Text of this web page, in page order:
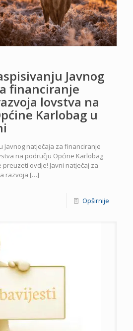
Javnog
financiranje
lovstva na
Karlobag u
Javnog natječaja za financiranje
na području Općine Karlobag
preuzeti ovdje! Javni natječaj za
razvoja […]
Opširnije